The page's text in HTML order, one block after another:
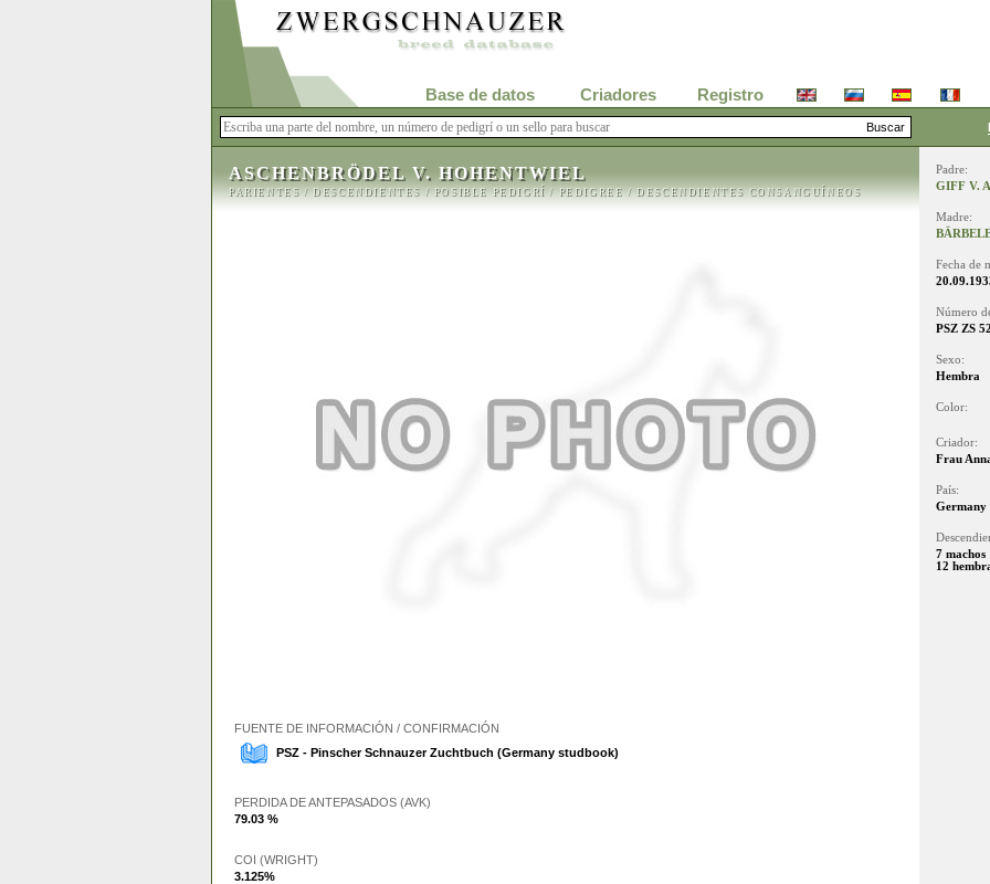
Base de datos Criadores Registro
ASCHENBRÖDEL V. HOHENTWIEL
PARIENTES/DESCENDIENTES/POSIBLE PEDIGRÍ/PEDIGREE/DESCENDIENTES CONSANGUÍNEOS
FUENTE DE INFORMACIÓN / CONFIRMACIÓN
PSZ - Pinscher Schnauzer Zuchtbuch (Germany studbook)
PERDIDA DE ANTEPASADOS (AVK)
79.03 %
COI (WRIGHT)
3.125%
Padre:
GIFF V.
Madre:
Fecha de
Número
PSZ ZS
Sexo:
Hembra
Color:
Criador:
Frau
País:
Germany
7 machos
12